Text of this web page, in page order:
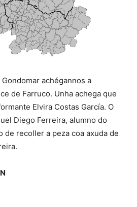
achégannos a
de Farruco. Unha achega que
Elvira Costas García. O
Diego Ferreira, alumno do
de recoller a peza coa axuda de